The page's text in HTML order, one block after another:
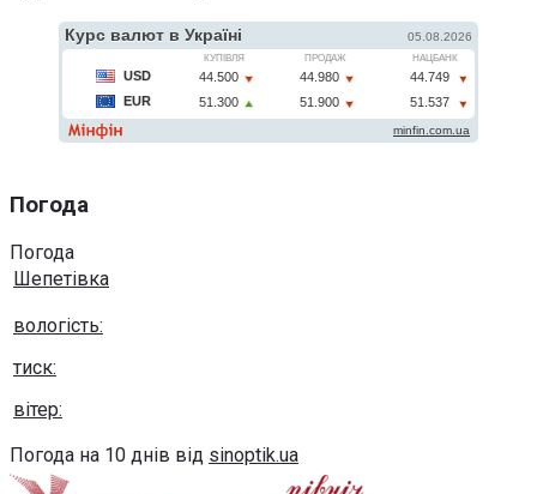
Погода
Погода
Шепетівка
вологість:
тиск:
вітер:
Погода на 10 днів від sinoptik.ua